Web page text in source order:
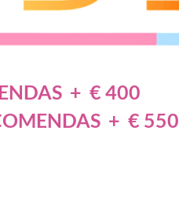
+ € 400
+ € 550